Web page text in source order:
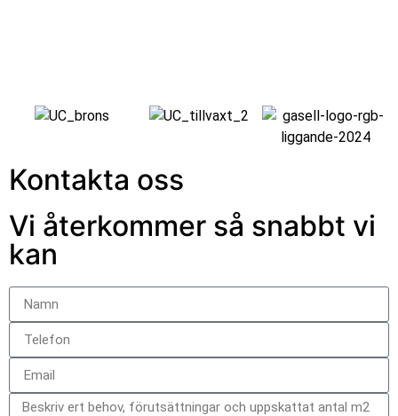
Kontakta oss
Vi återkommer så snabbt vi
kan